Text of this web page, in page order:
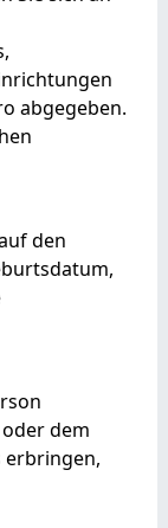
abgegeben.
den
dem
erbringen,